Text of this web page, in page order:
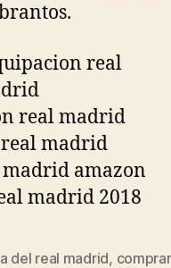
del real madrid,